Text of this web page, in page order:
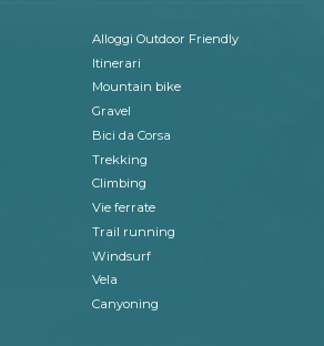
Alloggi Outdoor Friendly
Itinerari
Mountain bike
Gravel
Bici da Corsa
Trekking
Climbing
Vie ferrate
Trail running
Windsurf
Vela
Canyoning